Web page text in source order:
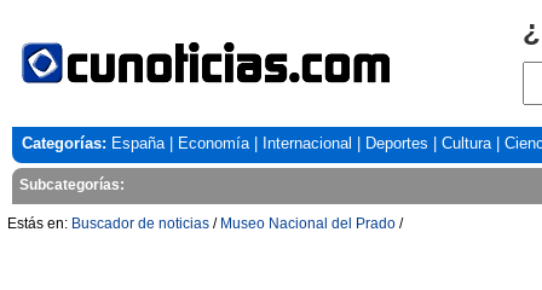
Categorías: España| Economía| Internacional Deportes Cultura|
Subcategorías:
Estás en: Buscador de noticias / Museo Nacional del Prado /